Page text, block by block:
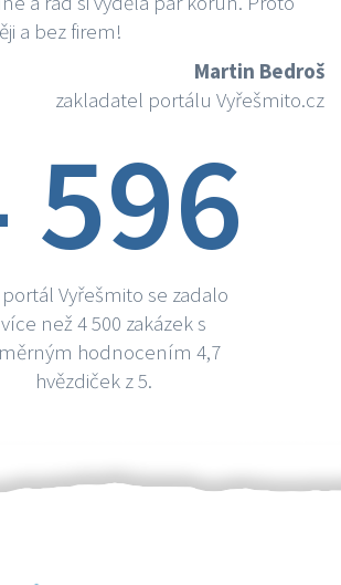
a bez firem!
Martin Bedroš
zakladatel portálu Vyřešmito.cz
596
portál Vyřešmito se zadalo
než 4 500 zakázek s
hodnocením 4,7
hvězdiček z 5.